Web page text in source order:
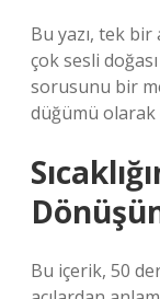
Bu yazı, tek bir
çok sesli
sorusunu bir
düğümü olarak
Bu içerik, 50